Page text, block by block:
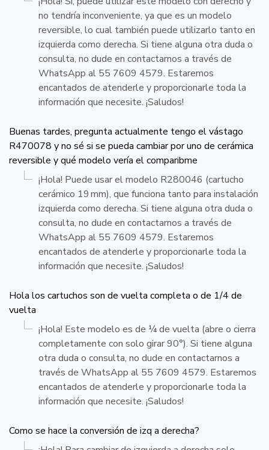
no tendría inconveniente, ya que es un modelo
reversible, lo cual también puede utilizarlo tanto en
izquierda como derecha. Si tiene alguna otra duda o
consulta, no dude en contactarnos a través de
WhatsApp al 55 7609 4579. Estaremos
encantados de atenderle y proporcionarle toda la
información que necesite. ¡Saludos!
Buenas tardes, pregunta actualmente tengo el vástago
R470078 y no sé si se pueda cambiar por uno de cerámica
reversible y qué modelo vería el comparibme
¡Hola! Puede usar el modelo R280046 (cartucho
cerámico 19 mm), que funciona tanto para instalación
izquierda como derecha. Si tiene alguna otra duda o
consulta, no dude en contactarnos a través de
WhatsApp al 55 7609 4579. Estaremos
encantados de atenderle y proporcionarle toda la
información que necesite. ¡Saludos!
Hola los cartuchos son de vuelta completa o de 1/4 de
vuelta
¡Hola! Este modelo es de ¼ de vuelta (abre o cierra
completamente con solo girar 90°). Si tiene alguna
otra duda o consulta, no dude en contactarnos a
través de WhatsApp al 55 7609 4579. Estaremos
encantados de atenderle y proporcionarle toda la
información que necesite. ¡Saludos!
Como se hace la conversión de izq a derecha?